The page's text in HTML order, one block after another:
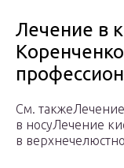
Лечение в
См.
в носуЛечение
в